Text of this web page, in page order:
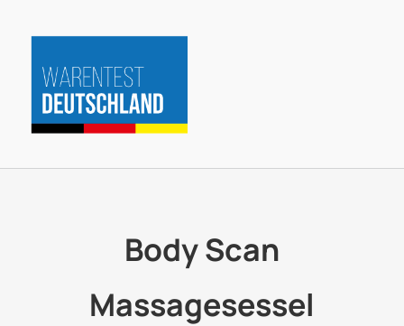
Inhalt
springen
Body Scan
Massagesessel